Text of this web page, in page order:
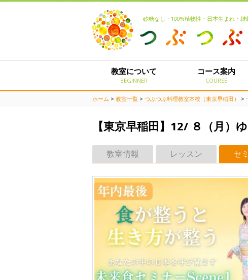
砂糖なし・100%植物性・日本生まれ・
教室について
BEGINNER
コース案内
COURSE
ホーム > 教室一覧 > つぶつぶ料理教室本校（東京早稲田） >
【東京早稲田】12/ ８（月）
教室情報 レッスン セ